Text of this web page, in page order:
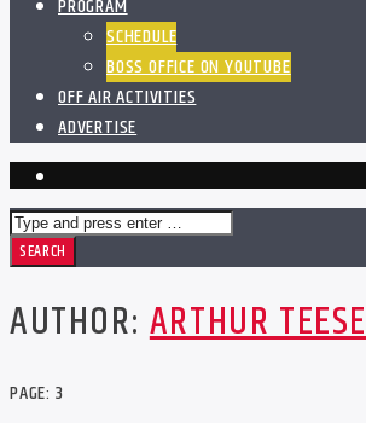
PROGRAM
SCHEDULE
BOSS OFFICE ON YOUTUBE
OFF AIR ACTIVITIES
ADVERTISE
AUTHOR:ARTHUR
PAGE: 3